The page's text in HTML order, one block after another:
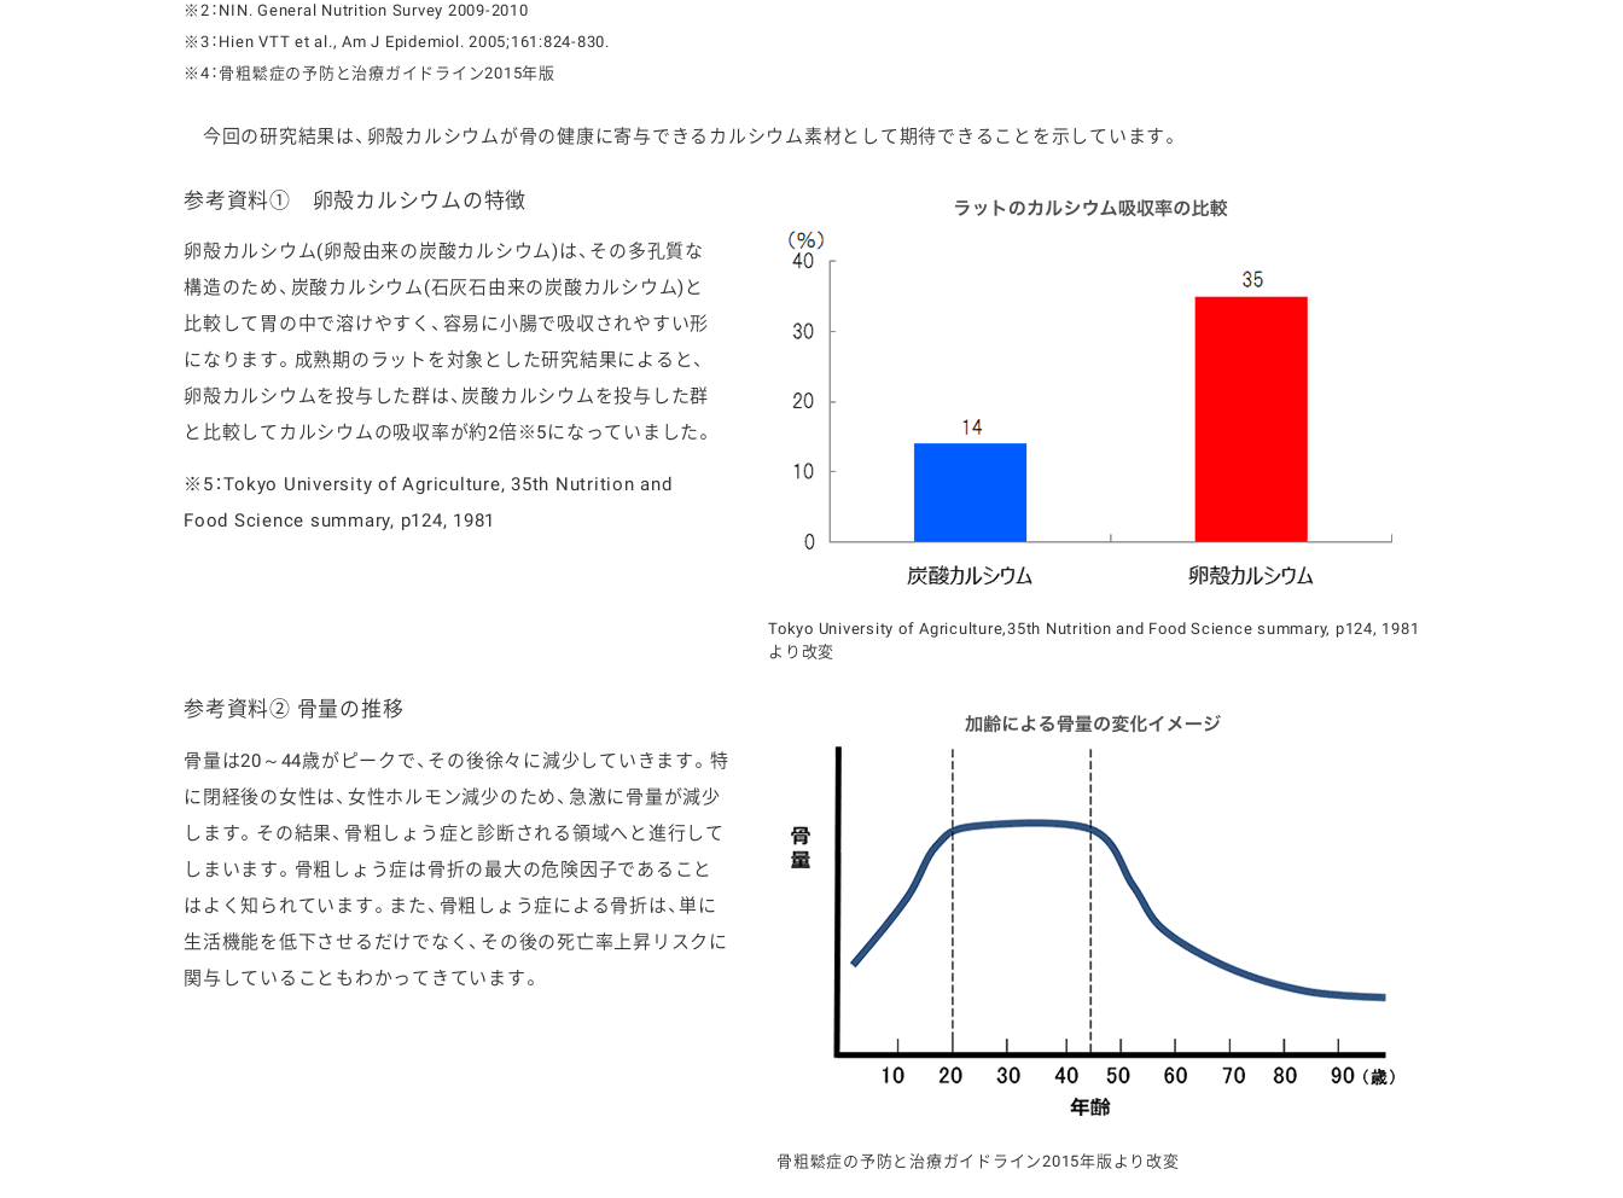
※2：NIN. General Nutrition Survey 2009-2010
※3：Hien VTT et al., Am J Epidemiol. 2005;161:824-830.
※4：骨粗鬆症の予防と治療ガイドライン2015年版
今回の研究結果は、卵殻カルシウムが骨の健康に寄与できるカルシウム素材として期待できることを示しています。
Tokyo University of Agriculture,35th Nutrition and Food Science summary, p124, 1981
より改変
参考資料① 卵殻カルシウムの特徴
卵殻カルシウム(卵殻由来の炭酸カルシウム)は、その多孔質な
構造のため、炭酸カルシウム(石灰石由来の炭酸カルシウム)と
比較して胃の中で溶けやすく、容易に小腸で吸収されやすい形
になります。成熟期のラットを対象とした研究結果によると、
卵殻カルシウムを投与した群は、炭酸カルシウムを投与した群
と比較してカルシウムの吸収率が約2倍※5になっていました。
※5：Tokyo University of Agriculture, 35th Nutrition and
Food Science summary, p124, 1981
骨粗鬆症の予防と治療ガイドライン2015年版より改変
参考資料② 骨量の推移
骨量は20～44歳がピークで、その後徐々に減少していきます。特
に閉経後の女性は、女性ホルモン減少のため、急激に骨量が減少
します。その結果、骨粗しょう症と診断される領域へと進行して
しまいます。骨粗しょう症は骨折の最大の危険因子であること
はよく知られています。また、骨粗しょう症による骨折は、単に
生活機能を低下させるだけでなく、その後の死亡率上昇リスクに
関与していることもわかってきています。